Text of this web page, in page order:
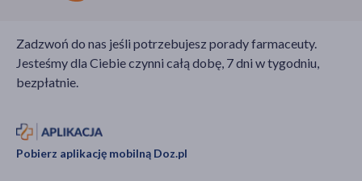
Zadzwoń do nas jeśli potrzebujesz porady farmaceuty.
Jesteśmy dla Ciebie czynni całą dobę, 7 dni w tygodniu,
bezpłatnie.
Pobierz aplikację mobilną Doz.pl